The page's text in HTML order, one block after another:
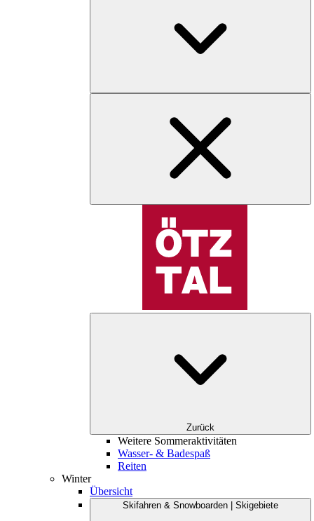
Zurück
Weitere Sommeraktivitäten
Wasser- & Badespaß
Reiten
Winter
Übersicht
Skifahren & Snowboarden | Skigebiete